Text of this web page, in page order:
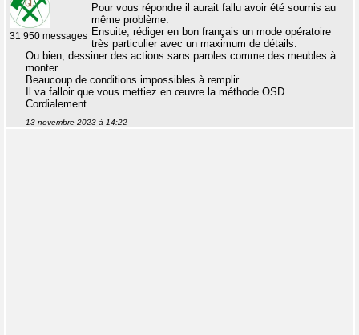
31 950 messages
Pour vous répondre il aurait fallu avoir été soumis au
même problème.
Ensuite, rédiger en bon français un mode opératoire
très particulier avec un maximum de détails.
Ou bien, dessiner des actions sans paroles comme des meubles à
monter.
Beaucoup de conditions impossibles à remplir.
Il va falloir que vous mettiez en œuvre la méthode OSD.
Cordialement.
13 novembre 2023 à 14:22